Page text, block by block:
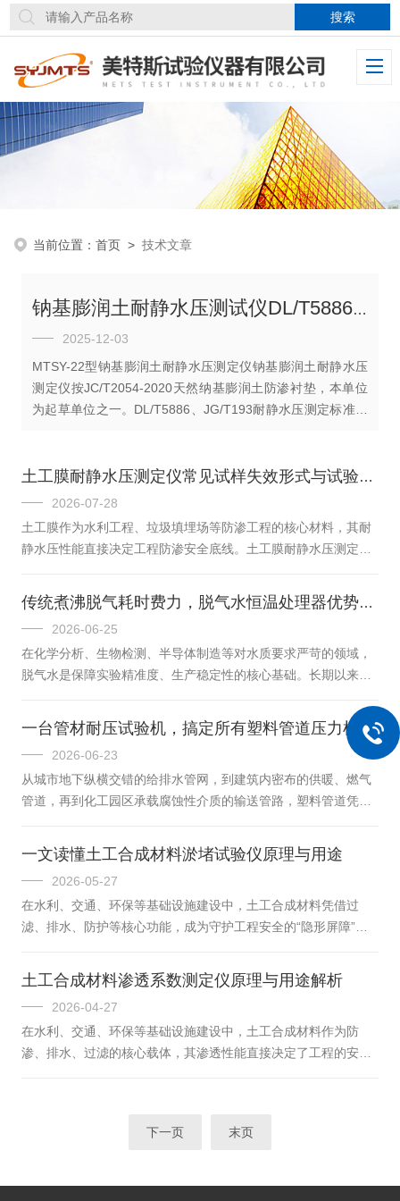
当前位置：首页 >技术文章
钠基膨润土耐静水压测试仪DL/T5886安装试样便捷
2025-12-03
MTSY-22型钠基膨润土耐静水压测定仪钠基膨润土耐静水压
测定仪按JC/T2054-2020天然纳基膨润土防渗衬垫，本单位
为起草单位之一。DL/T5886、JG/T193耐静水压测定标准设
土工膜耐静水压测定仪常见试样失效形式与试验分析
2026-07-28
土工膜作为水利工程、垃圾填埋场等防渗工程的核心材料，其耐
静水压性能直接决定工程防渗安全底线。土工膜耐静水压测定仪
失效是试验中的核心问题，精准剖析失效形式、溯源原因并制定
优化策略，对保障试验准确性、提升土工膜质量至关重要。一、
常见试样失效形式及核心特征土工膜耐静水压测定仪中，试样失
效主要表现为三类典型形式，每一种都对应明确的材料或操作缺
陷。一是边缘渗漏失效，这是较为高发的失效类型。试验时，试
传统煮沸脱气耗时费力，脱气水恒温处理器优势到底在哪？
2026-06-25
在化学分析、生物检测、半导体制造等对水质要求严苛的领域，
脱气水是保障实验精准度、生产稳定性的核心基础。长期以来，
主流方式，但耗时长、能耗高、水质不稳定的短板，始终制约着
实验效率与生产效能。而脱气水恒温处理器的问世，以技术创新
打破了这一困局，其核心优势精准直击传统方法的痛点，为高精
度用水场景提供了更高效、更稳定的解决方案。一、效率：从“耗
时等待”到“即时供给”的跨越传统煮沸脱气的核心逻辑，是通过高
一台管材耐压试验机，搞定所有塑料管道压力检测
2026-06-23
从城市地下纵横交错的给排水管网，到建筑内密布的供暖、燃气
管道，再到化工园区承载腐蚀性介质的输送管路，塑料管道凭借
管道的核心价值，始终系于承压安全——一旦压力耐受失效，泄
漏、爆管不仅会造成经济损失，更可能引发安全事故。而管材耐
压试验机，正是为塑料管道筑牢压力安全防线的关键利器，以专
业性能实现全品类塑料管道的压力检测全覆盖。一、全品类适
配，破解塑料管道检测痛点塑料管道品类繁杂，从PE、PP、PVC
一文读懂土工合成材料淤堵试验仪原理与用途
2026-05-27
在水利、交通、环保等基础设施建设中，土工合成材料凭借过
滤、排水、防护等核心功能，成为守护工程安全的“隐形屏障”。
堵往往会削弱其性能，甚至引发工程隐患。土工合成材料淤堵试
验仪，正是破解这一难题的关键设备——它以科学模拟还原淤堵
过程，为材料选型与工程设计提供精准依据，堪称土工材料质量
把控的“核心标尺”。一、核心原理：模拟淤堵，还原真实工况土
工合成材料淤堵试验仪的核心逻辑，是精准复刻工程现场的长期
土工合成材料渗透系数测定仪原理与用途解析
2026-04-27
在水利、交通、环保等基础设施建设中，土工合成材料作为防
渗、排水、过滤的核心载体，其渗透性能直接决定了工程的安全
重要技术支撑。一、核心原理：以水为媒，精准捕捉渗透特性土
下一页 末页